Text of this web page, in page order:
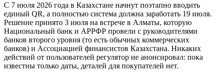
С 7 июля 2026 года в Казахстане начнут поэтапно вводить
единый QR, а полностью система должна заработать 19 июля.
Решение принято 3 июля на встрече в Алматы, которую
Национальный банк и АРРФР провели с руководителями
банков второго уровня (то есть обычных коммерческих
банков) и Ассоциацией финансистов Казахстана. Никаких
действий от пользователей регулятор не анонсировал: пока
известны только даты, деталей для покупателей нет.